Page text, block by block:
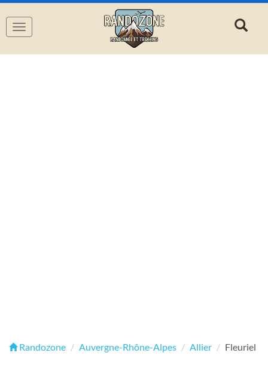
Navigation
Randozone Auvergne-Rhône-Alpes Allier Fleuriel